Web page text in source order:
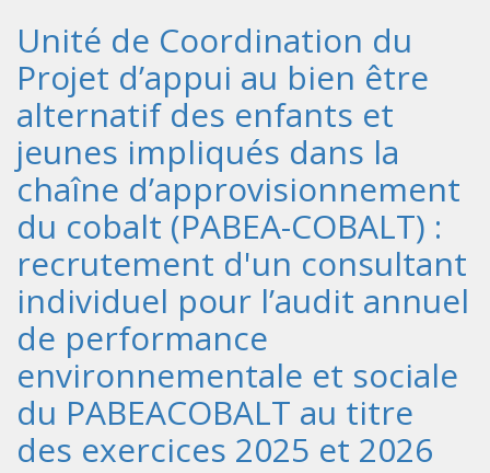
Unité de Coordination du
Projet d’appui au bien être
alternatif des enfants et
jeunes impliqués dans la
chaîne d’approvisionnement
du cobalt (PABEA-COBALT) :
recrutement d'un consultant
individuel pour l’audit annuel
de performance
environnementale et sociale
du PABEACOBALT au titre
des exercices 2025 et 2026